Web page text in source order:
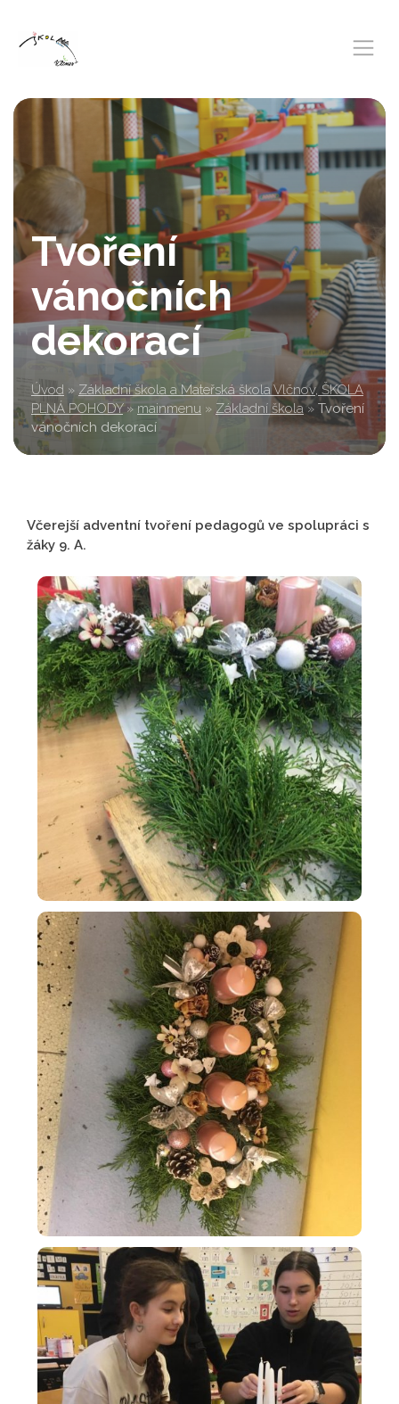
Tvoření
vánočních
dekorací
Úvod » Základní škola a Mateřská škola Vlčnov, ŠKOLA
PLNÁ POHODY » mainmenu » Základní škola » Tvoření
vánočních dekorací
Včerejší adventní tvoření pedagogů ve spolupráci s
žáky 9. A.